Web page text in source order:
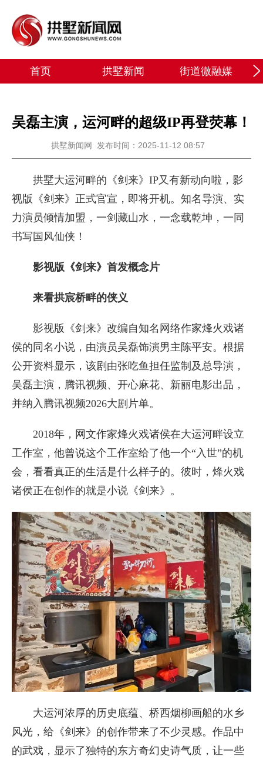
首页 拱墅新闻 街道微融媒
吴磊主演，运河畔的超级IP再登荧幕！
拱墅新闻网 发布时间：2025-11-12 08:57
拱墅大运河畔的《剑来》IP又有新动向啦，影
视版《剑来》正式官宣，即将开机。知名导演、实
力演员倾情加盟，一剑藏山水，一念载乾坤，一同
书写国风仙侠！
影视版《剑来》首发概念片
来看拱宸桥畔的侠义
影视版《剑来》改编自知名网络作家烽火戏诸
侯的同名小说，由演员吴磊饰演男主陈平安。根据
公开资料显示，该剧由张吃鱼担任监制及总导演，
吴磊主演，腾讯视频、开心麻花、新丽电影出品，
并纳入腾讯视频2026大剧片单。
2018年，网文作家烽火戏诸侯在大运河畔设立
工作室，他曾说这个工作室给了他一个“入世”的机
会，看看真正的生活是什么样子的。彼时，烽火戏
诸侯正在创作的就是小说《剑来》。
大运河浓厚的历史底蕴、桥西烟柳画船的水乡
风光，给《剑来》的创作带来了不少灵感。作品中
的武戏，显示了独特的东方奇幻史诗气质，让一些